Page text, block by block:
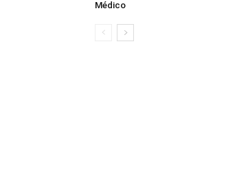
Médico